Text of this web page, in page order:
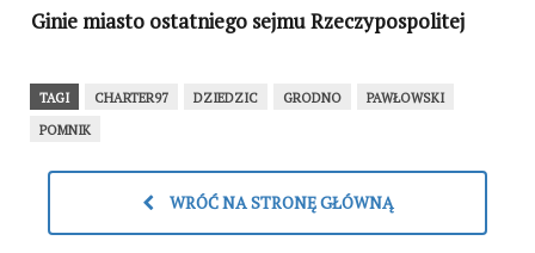
Ginie miasto ostatniego sejmu Rzeczypospolitej
TAGI CHARTER97 DZIEDZIC GRODNO
PAWŁOWSKI
POMNIK
WRÓĆ NA STRONĘ GŁÓWNĄ